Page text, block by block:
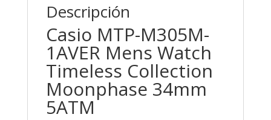
Descripción
Casio MTP-M305M-
1AVER Mens Watch
Timeless Collection
Moonphase 34mm
5ATM